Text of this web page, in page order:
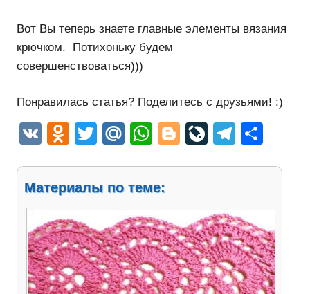
Вот Вы теперь знаете главные элементы вязания
крючком. Потихоньку будем
совершенствоваться)))
Понравилась статья? Поделитесь с друзьями! :)
VK Odnoklassniki
TwitterMail.Ru
WhatsApp
Blogger
Материалы по теме: